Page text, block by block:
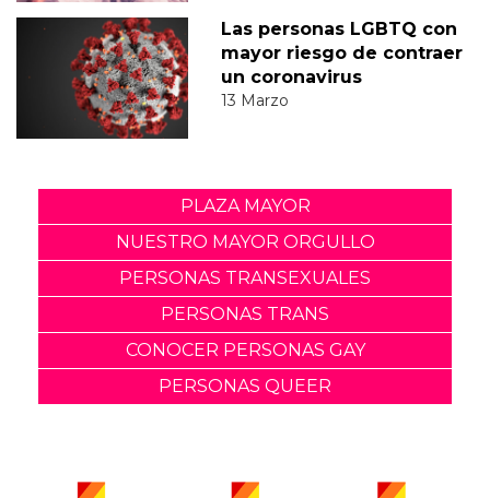
Las personas LGBTQ con
mayor riesgo de contraer
un coronavirus
13 Marzo
PLAZA MAYOR
NUESTRO MAYOR ORGULLO
PERSONAS TRANSEXUALES
PERSONAS TRANS
CONOCER PERSONAS GAY
PERSONAS QUEER